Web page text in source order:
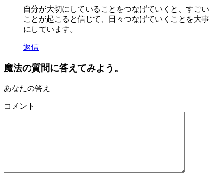
自分が大切にしていることをつなげていくと、すごい
ことが起こると信じて、日々つなげていくことを大事
にしています。
返信
魔法の質問に答えてみよう。
あなたの答え
コメント